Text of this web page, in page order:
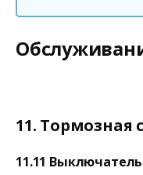
11. Тормозная
11.11